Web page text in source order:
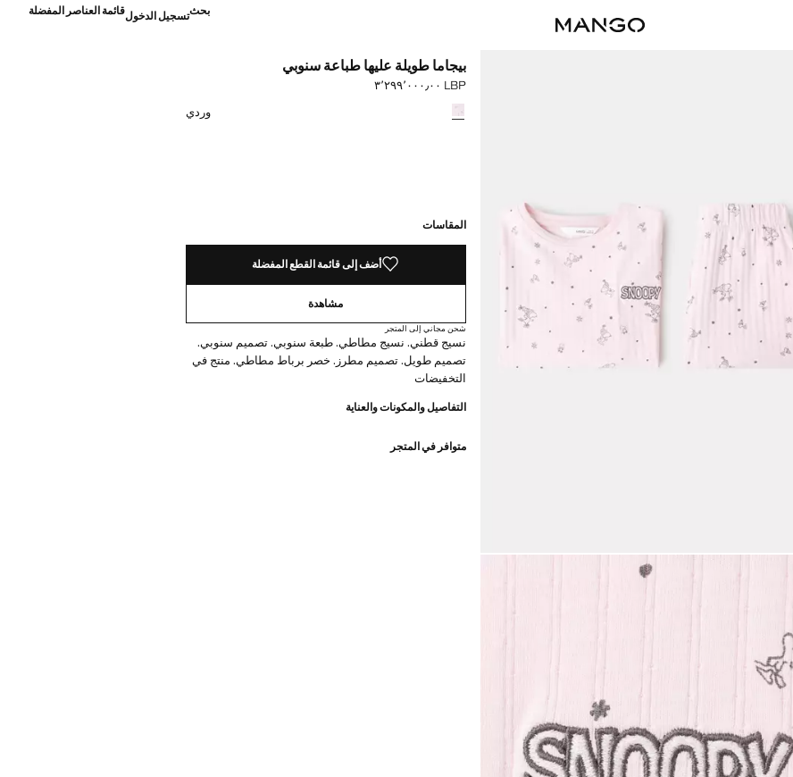
بحثتسجيل الدخولقائمة العناصر المفضلة
بيجاما طويلة عليها طباعة سنوبي
السعر الحالي [LBP ٣٬٢٩٩٬٠٠٠٫٠٠ ]
LBP ٣٬٢٩٩٬٠٠٠٫٠٠
حدد اللون
وردي
المقاسات
أضف إلى قائمة القطع المفضلة
مشاهدة
شحن مجاني إلى المتجر
نسيج قطني. نسيج مطاطي. طبعة سنوبي. تصميم سنوبي.
تصميم طويل. تصميم مطرز. خصر برباط مطاطي. منتج في
التخفيضات
التفاصيل والمكونات والعناية
متوافر في المتجر